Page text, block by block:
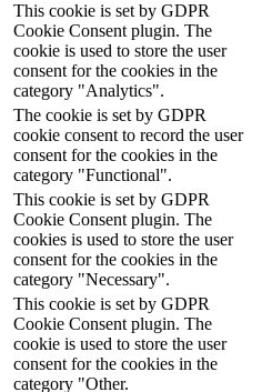
This cookie is set by GDPR
Cookie Consent plugin. The
cookie is used to store the user
consent for the cookies in the
category "Analytics".
The cookie is set by GDPR
cookie consent to record the user
consent for the cookies in the
category "Functional".
This cookie is set by GDPR
Cookie Consent plugin. The
cookies is used to store the user
consent for the cookies in the
category "Necessary".
This cookie is set by GDPR
Cookie Consent plugin. The
cookie is used to store the user
consent for the cookies in the
category "Other.